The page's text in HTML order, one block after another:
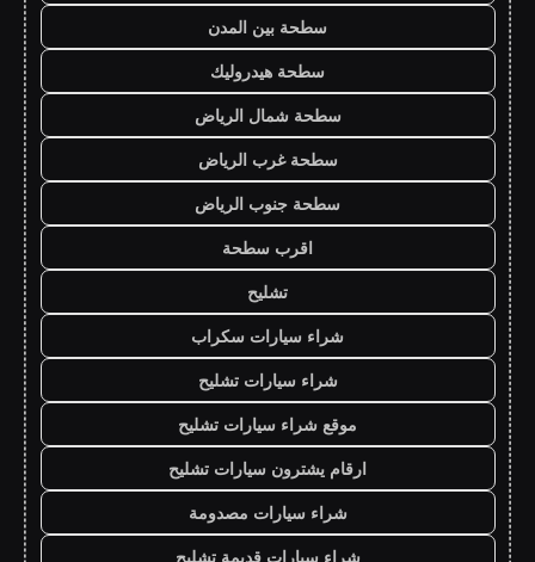
سطحة بين المدن
سطحة هيدروليك
سطحة شمال الرياض
سطحة غرب الرياض
سطحة جنوب الرياض
اقرب سطحة
تشليح
شراء سيارات سكراب
شراء سيارات تشليح
موقع شراء سيارات تشليح
ارقام يشترون سيارات تشليح
شراء سيارات مصدومة
شراء سيارات قديمة تشليح